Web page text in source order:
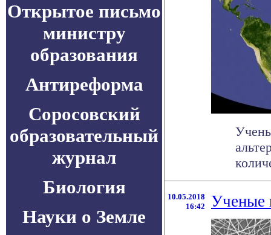
Открытое письмо
министру
образования
Антиреформа
Соросовский
образовательный
журнал
Биология
Науки о Земле
10.05.2018
16:42
Ученые